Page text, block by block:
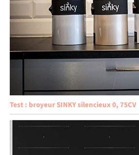
Test : broyeur SINKY silencieux 0, 75CV